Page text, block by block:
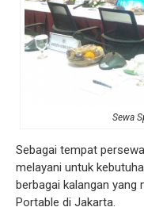
Sewa
Sebagai tempat
melayani untuk
berbagai kalangan
Portable di Jakarta.